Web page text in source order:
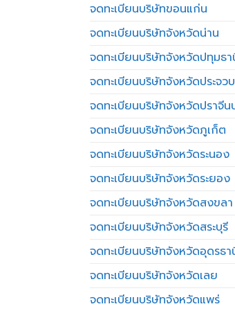
จดทะเบียนบริษัทขอนแก่น
จดทะเบียนบริษัทจังหวัดน่าน
จดทะเบียนบริษัทจังหวัดปทุมธ
จดทะเบียนบริษัทจังหวัดประจว
จดทะเบียนบริษัทจังหวัดปราจีน
จดทะเบียนบริษัทจังหวัดภูเก็ต
จดทะเบียนบริษัทจังหวัดระนอง
จดทะเบียนบริษัทจังหวัดระยอง
จดทะเบียนบริษัทจังหวัดสงขลา
จดทะเบียนบริษัทจังหวัดสระบุรี
จดทะเบียนบริษัทจังหวัดอุดรธา
จดทะเบียนบริษัทจังหวัดเลย
จดทะเบียนบริษัทจังหวัดแพร่